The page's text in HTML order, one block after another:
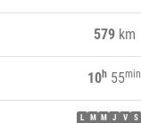
579km
10h 55min
M M J V S